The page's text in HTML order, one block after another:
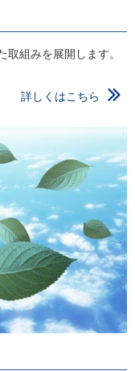
組みを展開します。
詳しくはこちら